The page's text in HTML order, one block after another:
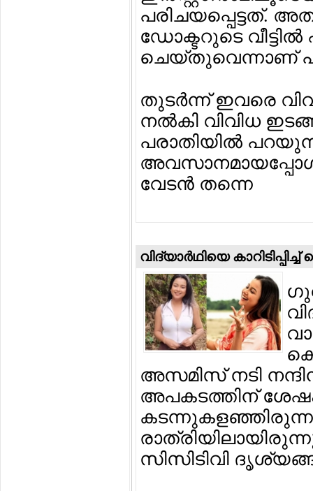
പരിചയപ്പെട്ടത്.
ഡോക്ടറുടെ
ചെയ്തുവെന്നാണ്
തുടര്‍ന്ന് ഇവരെ
നല്‍കി വിവിധ
പരാതിയില്‍
വേടന്‍ തന്നെ
വിദ്യാര്‍ഥിയെ
അസമിസ് നടി
അപകടത്തിന് ശേഷം
സിസിടിവി